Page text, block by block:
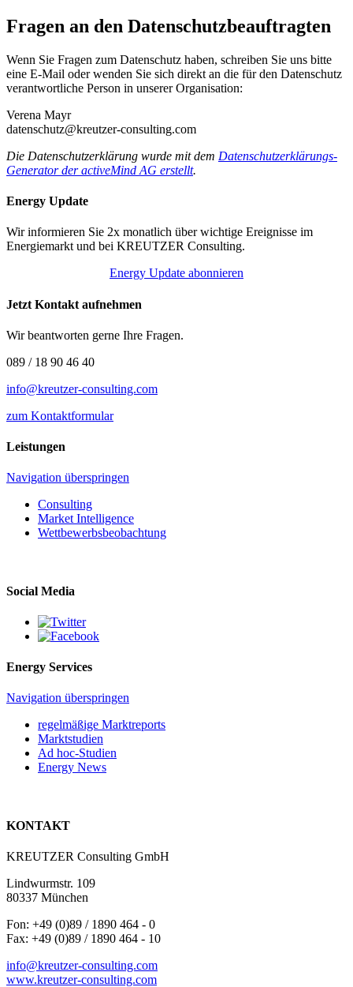
Fragen an den Datenschutzbeauftragten
Wenn Sie Fragen zum Datenschutz haben, schreiben Sie uns bitte
eine E-Mail oder wenden Sie sich direkt an die für den Datenschutz
verantwortliche Person in unserer Organisation:
Verena Mayr
datenschutz@kreutzer-consulting.com
Die Datenschutzerklärung wurde mit dem Datenschutzerklärungs-
Generator der activeMind AG erstellt.
Energy Update
Wir informieren Sie 2x monatlich über wichtige Ereignisse im
Energiemarkt und bei KREUTZER Consulting.
Energy Update abonnieren
Jetzt Kontakt aufnehmen
Wir beantworten gerne Ihre Fragen.
089 / 18 90 46 40
info@kreutzer-consulting.com
zum Kontaktformular
Leistungen
Navigation überspringen
Consulting
Market Intelligence
Wettbewerbs­beobachtung
Social Media
Energy Services
Navigation überspringen
regelmäßige Marktreports
Marktstudien
Ad hoc-Studien
Energy News
KONTAKT
KREUTZER Consulting GmbH
Lindwurmstr. 109
80337 München
Fon: +49 (0)89 / 1890 464 - 0
Fax: +49 (0)89 / 1890 464 - 10
info@kreutzer-consulting.com
www.kreutzer-consulting.com